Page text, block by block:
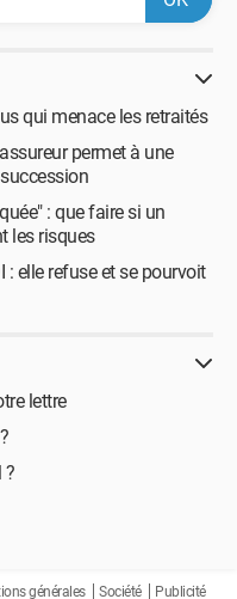
qui menace les retraités
permet à une
: que faire si un
les risques
: elle refuse et se pourvoit
lettre
?
générales Société Publicité